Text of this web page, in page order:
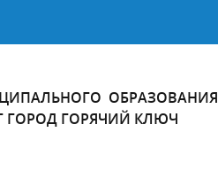
ОБРАЗОВАНИЯ
ГОРЯЧИЙ КЛЮЧ